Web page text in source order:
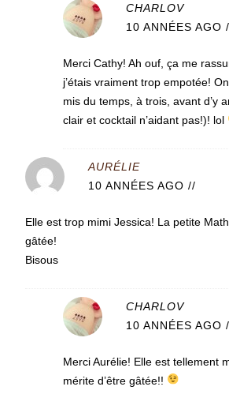
CHARLOV
10 ANNÉES AGO
Merci Cathy! Ah ouf, ça me
j’étais vraiment trop empotée!
mis du temps, à trois, avant d’y
clair et cocktail n’aidant pas!)! lol
AURÉLIE
10 ANNÉES AGO //
Elle est trop mimi Jessica! La petite
gâtée!
Bisous
CHARLOV
10 ANNÉES AGO
Merci Aurélie! Elle est tellement
mérite d’être gâtée!!